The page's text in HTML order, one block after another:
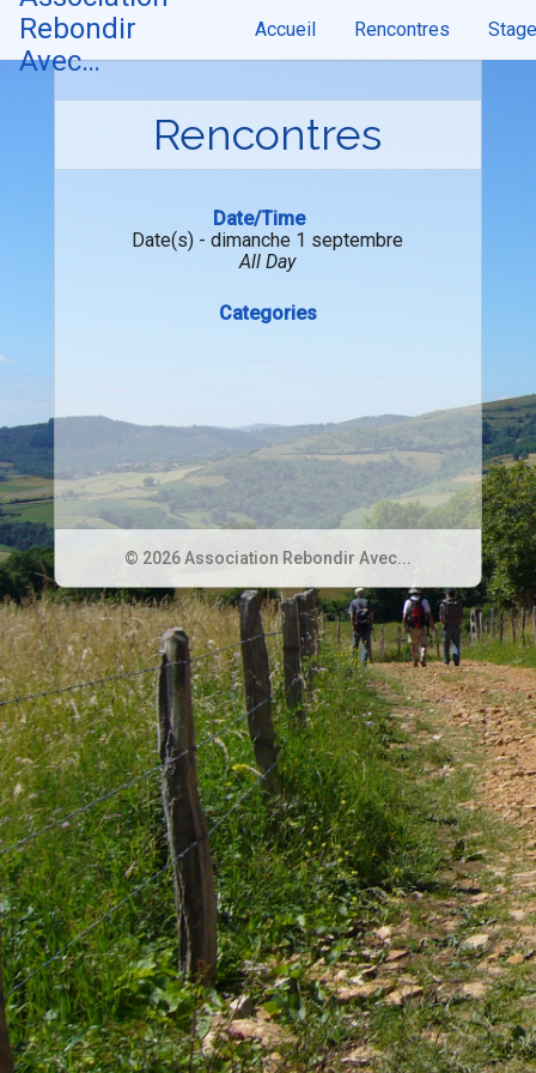
Skip
content
Rebondir
Avec…
Accueil Rencontres
Rencontres
Date/Time
Date(s) - dimanche 1 septembre
All Day
Categories
© 2026 Association Rebondir Avec...